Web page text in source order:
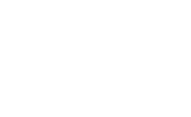
に発送してい